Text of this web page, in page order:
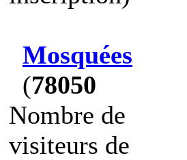
Mosquées
(78050
Nombre de
visiteurs de